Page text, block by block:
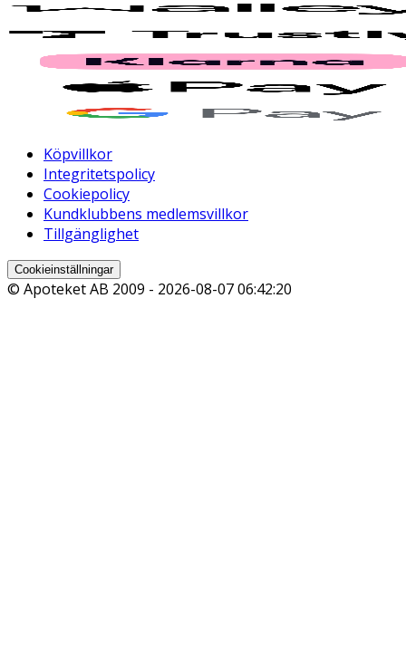
Köpvillkor
Integritetspolicy
Cookiepolicy
Kundklubbens medlemsvillkor
Tillgänglighet
Cookieinställningar
© Apoteket AB 2009 - 2026-08-07 06:42:20